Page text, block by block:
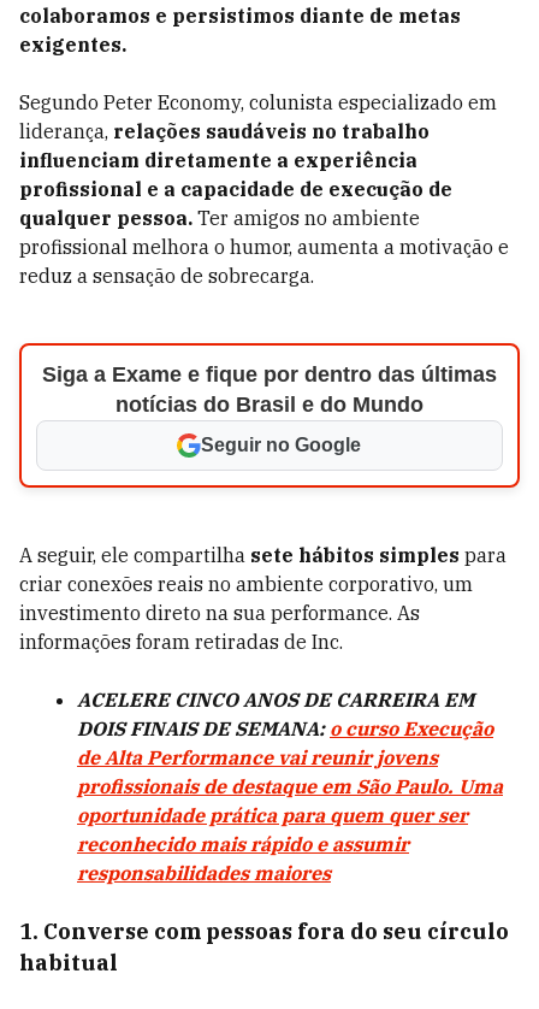
colaboramos e persistimos diante de metas
exigentes.
Segundo Peter Economy, colunista especializado em
liderança, relações saudáveis no trabalho
influenciam diretamente a experiência
profissional e a capacidade de execução de
qualquer pessoa. Ter amigos no ambiente
profissional melhora o humor, aumenta a motivação e
reduz a sensação de sobrecarga.
Siga a Exame e fique por dentro das últimas
notícias do Brasil e do Mundo
Seguir no Google
A seguir, ele compartilha sete hábitos simples para
criar conexões reais no ambiente corporativo, um
investimento direto na sua performance. As
informações foram retiradas de Inc.
ACELERE CINCO ANOS DE CARREIRA EM
DOIS FINAIS DE SEMANA: o curso Execução
de Alta Performance vai reunir jovens
profissionais de destaque em São Paulo. Uma
oportunidade prática para quem quer ser
reconhecido mais rápido e assumir
responsabilidades maiores
1. Converse com pessoas fora do seu círculo
habitual